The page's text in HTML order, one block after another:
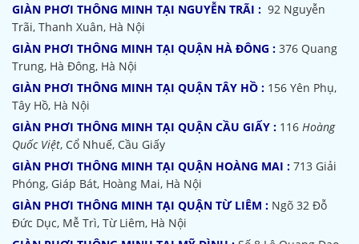
GIÀN PHƠI THÔNG MINH TẠI NGUYỄN TRÃI : 92 Nguyễn
Trãi, Thanh Xuân, Hà Nội
GIÀN PHƠI THÔNG MINH TẠI QUẬN HÀ ĐÔNG : 376 Quang
Trung, Hà Đông, Hà Nội
GIÀN PHƠI THÔNG MINH TẠI QUẬN TÂY HỒ : 156 Yên Phụ,
Tây Hồ, Hà Nội
GIÀN PHƠI THÔNG MINH TẠI QUẬN CẦU GIẤY : 116 Hoàng
Quốc Việt, Cổ Nhuế, Cầu Giấy
GIÀN PHƠI THÔNG MINH TẠI QUẬN HOÀNG MAI : 713 Giải
Phóng, Giáp Bát, Hoàng Mai, Hà Nội
GIÀN PHƠI THÔNG MINH TẠI QUẬN TỪ LIÊM : Ngõ 32 Đỗ
Đức Dục, Mễ Trì, Từ Liêm, Hà Nội